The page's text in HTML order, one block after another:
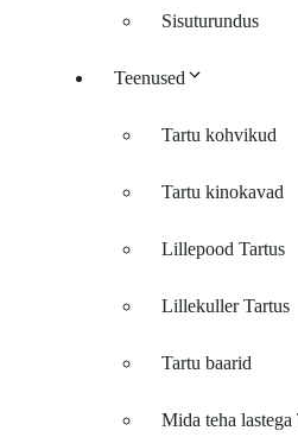
Sisuturundus
Teenused
Tartu kohvikud
Tartu kinokavad
Lillepood Tartus
Lillekuller Tartus
Tartu baarid
Mida teha lastega